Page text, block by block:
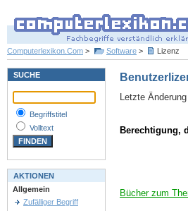
Computerlexikon.Com > Software > Lizenz
Letzte
Berechtigung,
Bücher zum
SUCHE
Begriffstitel
Volltext
AKTIONEN
Allgemein
Zufälliger Begriff